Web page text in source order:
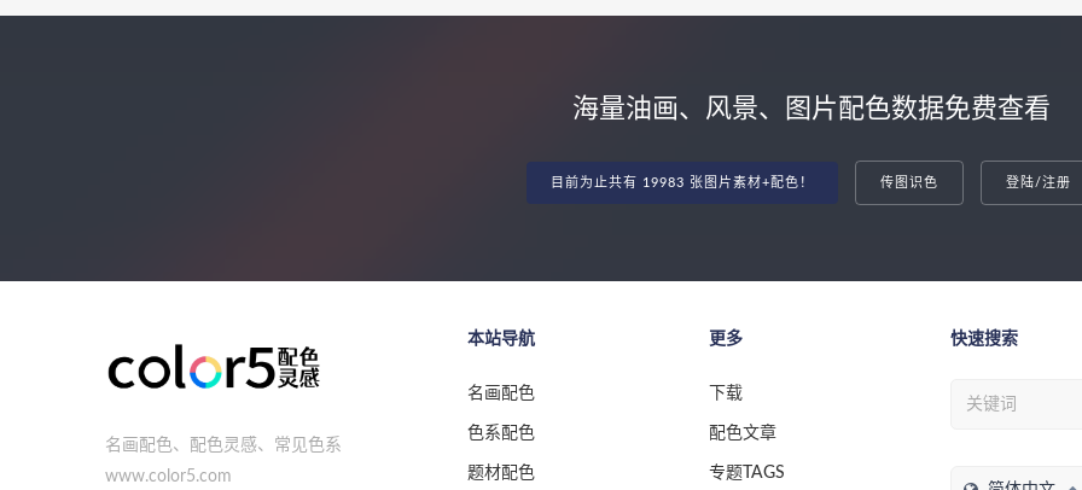
海量油画、风景、图片配色数据免费查看
目前为止共有 19983 张图片素材+配色！ 传图识色 登陆/注册
名画配色、配色灵感、常见色系
www.color5.com
本站导航
名画配色
色系配色
题材配色
更多
下载
配色文章
专题TAGS
快速搜索